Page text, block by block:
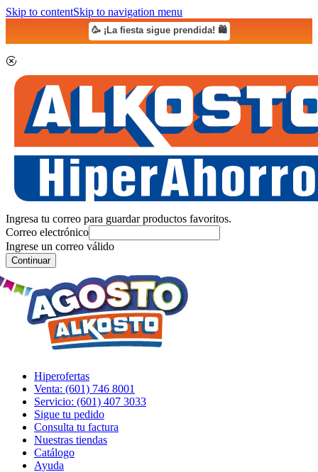
Skip to contentSkip to navigation menu
🥳 ¡La fiesta sigue prendida! 🛍️
Ingresa tu correo para guardar productos favoritos.
Correo electrónico
Ingrese un correo válido
Continuar
Hiperofertas
Venta: (601) 746 8001
Servicio: (601) 407 3033
Sigue tu pedido
Consulta tu factura
Nuestras tiendas
Catálogo
Ayuda